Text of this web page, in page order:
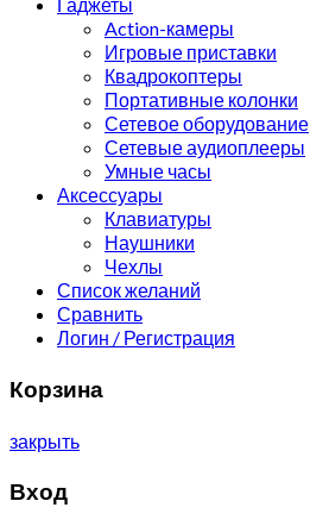
Action-камеры
Игровые приставки
Квадрокоптеры
Портативные колонки
Сетевое оборудование
Сетевые аудиоплееры
Умные часы
Аксессуары
Клавиатуры
Наушники
Чехлы
Список желаний
Сравнить
Логин / Регистрация
Корзина
закрыть
Вход